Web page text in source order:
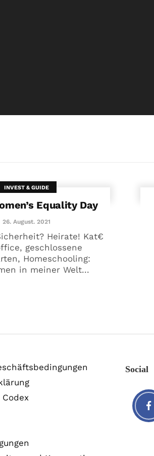
INVEST & GUIDE
Equality Day
26. August. 2021
Heirate! Kat€
geschlossene
Homeschooling:
in meiner Welt...
Social